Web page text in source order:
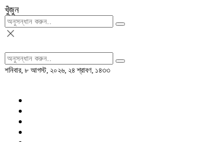
খুঁজুন
শনিবার, ৮ আগস্ট, ২০২৬, ২৪ শ্রাবণ, ১৪৩৩